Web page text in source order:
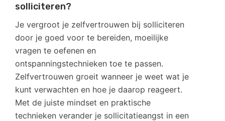
solliciteren?
Je vergroot je zelfvertrouwen bij solliciteren
door je goed voor te bereiden, moeilijke
vragen te oefenen en
ontspanningstechnieken toe te passen.
Zelfvertrouwen groeit wanneer je weet wat je
kunt verwachten en hoe je daarop reageert.
Met de juiste mindset en praktische
technieken verander je sollicitatieangst in een